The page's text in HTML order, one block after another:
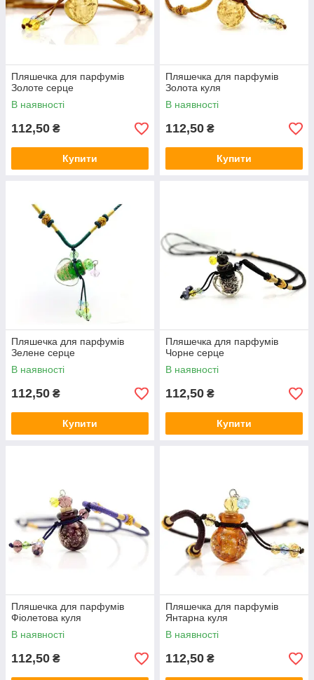
Пляшечка для парфумів
Золоте серце
В наявності
112,50 ₴
Купити
Пляшечка для парфумів
Золота куля
В наявності
112,50 ₴
Купити
Пляшечка для парфумів
Зелене серце
В наявності
112,50 ₴
Купити
Пляшечка для парфумів
Чорне серце
В наявності
112,50 ₴
Купити
Пляшечка для парфумів
Фіолетова куля
В наявності
112,50 ₴
Пляшечка для парфумів
Янтарна куля
В наявності
112,50 ₴